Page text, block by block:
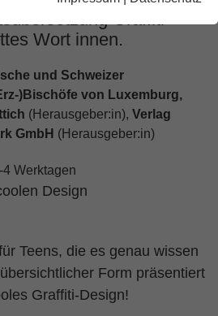
Graffiti-
Wort innen.
und Schweizer
)Bischöfe von Luxemburg,
(Herausgeber:in), Verlag
GmbH (Herausgeber:in)
Werktagen
Design
Teens, die es genau wissen
Form präsentiert
Graffiti-Design!